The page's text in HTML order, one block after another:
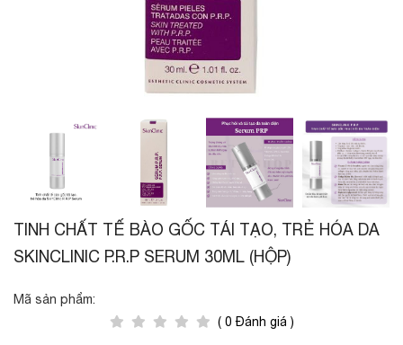
TINH CHẤT TẾ BÀO GỐC TÁI TẠO, TRẺ HÓA DA
SKINCLINIC P.R.P SERUM 30ML (HỘP)
Mã sản phẩm:
( 0 Đánh giá )